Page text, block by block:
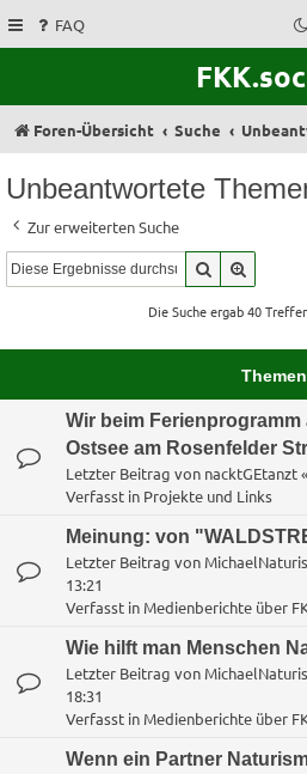
FAQ
Foren-Übersicht Suche
Unbeantwortete
Zur erweiterten Suche
Suche
Die Suche ergab 40 Treffer
Themen
Wir beim
Ostsee am Rosenfelder
Letzter Beitrag von nacktGEtanzt«
Verfasst in Projekte und Links
Meinung: von
Letzter Beitrag von
13:21
Verfasst in Medienberichte über
Wie hilft man Menschen
Letzter Beitrag von
18:31
Verfasst in Medienberichte über
Wenn ein Partner